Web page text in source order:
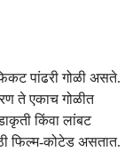
पांढरी गोळी असते.
ते एकाच गोळीत
किंवा लांबट
फिल्म-कोटेड असतात.